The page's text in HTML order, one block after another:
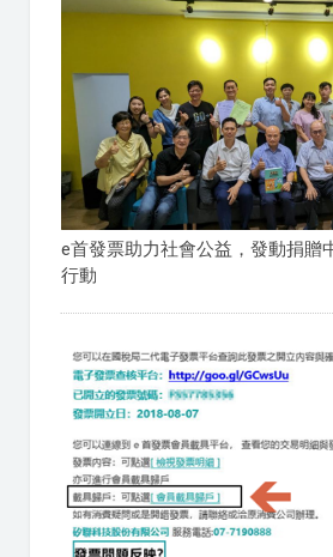
e首發票助力社會公益，發動捐贈
行動